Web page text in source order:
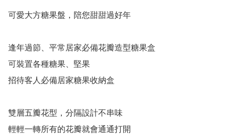
可愛大方糖果盤，陪您甜甜過好年
逢年過節、平常居家必備花瓣造型糖果盒
可裝置各種糖果、堅果
招待客人必備居家糖果收納盒
雙層五瓣花型，分隔設計不串味
輕輕一轉所有的花瓣就會通通打開